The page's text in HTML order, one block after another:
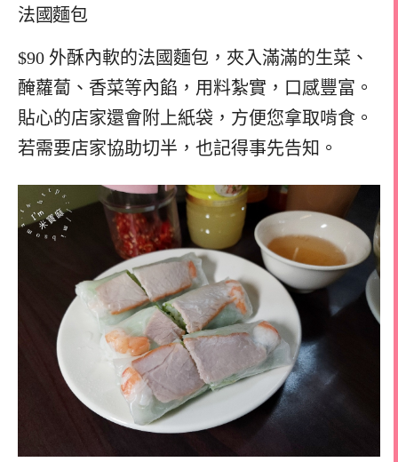
法國麵包
$90 外酥內軟的法國麵包，夾入滿滿的生菜、
醃蘿蔔、香菜等內餡，用料紮實，口感豐富。
貼心的店家還會附上紙袋，方便您拿取啃食。
若需要店家協助切半，也記得事先告知。